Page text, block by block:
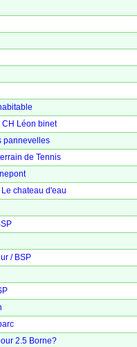
CH Léon binet
pannevelles
de Tennis
chateau d'eau
/ BSP
2.5 Borne?